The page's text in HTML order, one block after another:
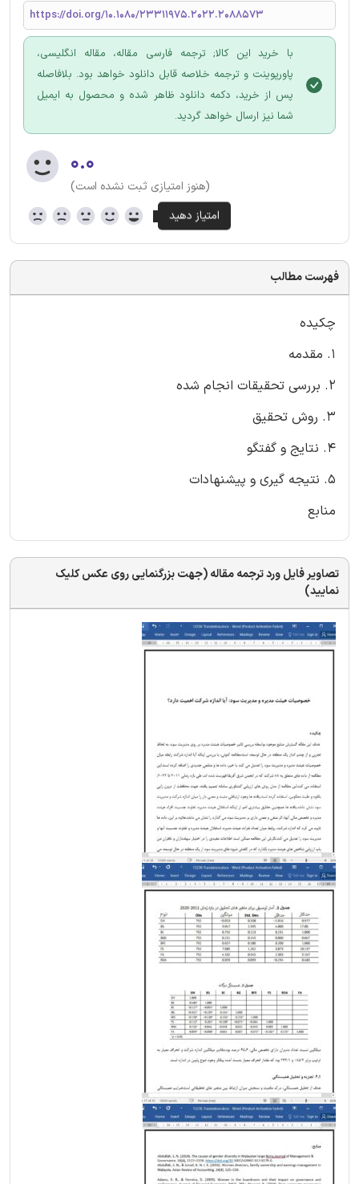
https://doi.org/10.1080/23311975.2022.2088573
با خرید این کالا; ترجمه فارسی مقاله، مقاله انگلیسی،
پاورپوینت و ترجمه خلاصه قابل دانلود خواهد بود. بلافاصله
پس از خرید، دکمه دانلود ظاهر شده و محصول به ایمیل
شما نیز ارسال خواهد گردید.
۰.۰
(هنوز امتیازی ثبت نشده است)
فهرست مطالب
چکیده
1. مقدمه
2. بررسی تحقیقات انجام شده
3. روش تحقیق
4. نتایج و گفتگو
5. نتیجه گیری و پیشنهادات
منابع
تصاویر فایل ورد ترجمه مقاله (جهت بزرگنمایی روی عکس کلیک
نمایید)